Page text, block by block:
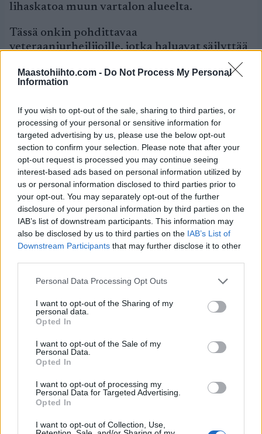
Maastohiihto.com - Do Not Process My Personal
Information
If you wish to opt-out of the sale, sharing to third parties, or
processing of your personal or sensitive information for
targeted advertising by us, please use the below opt-out
section to confirm your selection. Please note that after your
opt-out request is processed you may continue seeing
interest-based ads based on personal information utilized by
us or personal information disclosed to third parties prior to
your opt-out. You may separately opt-out of the further
disclosure of your personal information by third parties on the
IAB’s list of downstream participants. This information may
also be disclosed by us to third parties on the IAB’s List of
Downstream Participants that may further disclose it to other
Please note that this website/app uses one or more Google
not limited to your visit or usage behaviour. You may click to
grant or deny consent to Google and its third-party tags to
use your data for below specified purposes in below Google
consent section.
Personal Data Processing Opt Outs
I want to opt-out of the Sharing of my
personal data.
Opted In
I want to opt-out of the Sale of my
Personal Data.
Opted In
I want to opt-out of processing my
Personal Data for Targeted Advertising.
Opted In
I want to opt-out of Collection, Use,
lihaskatoa muun vartalon alueelta.
Tässä onkin pohdittavaa
veteraaniurheilijoille, jotka haluavat säilyttää
mahdollisimman pitkään:
monipuolisesti eri osa-alueita ja mahdollistaa
hyvän terveyden ja toimintakyvyn pitkälle
vanhuuteen. Myös onnettomuuksien ja
kaatumisten riski pienenee ja sairastelut
vähenevät kun liikuntaelimistöstä pidetään
hyvää huolta.
-Ida Heikura
Lähteet:
Wroblewski, AP., Amati, F., Smiley, MA.,
Master Athletes. The Physician and
Sportsmedicine. 39, 172-178.